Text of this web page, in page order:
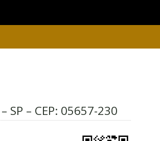
– CEP: 05657-230